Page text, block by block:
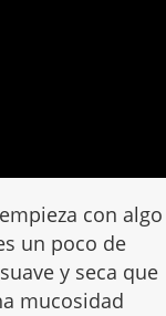
con algo
un poco de
y seca que
mucosidad